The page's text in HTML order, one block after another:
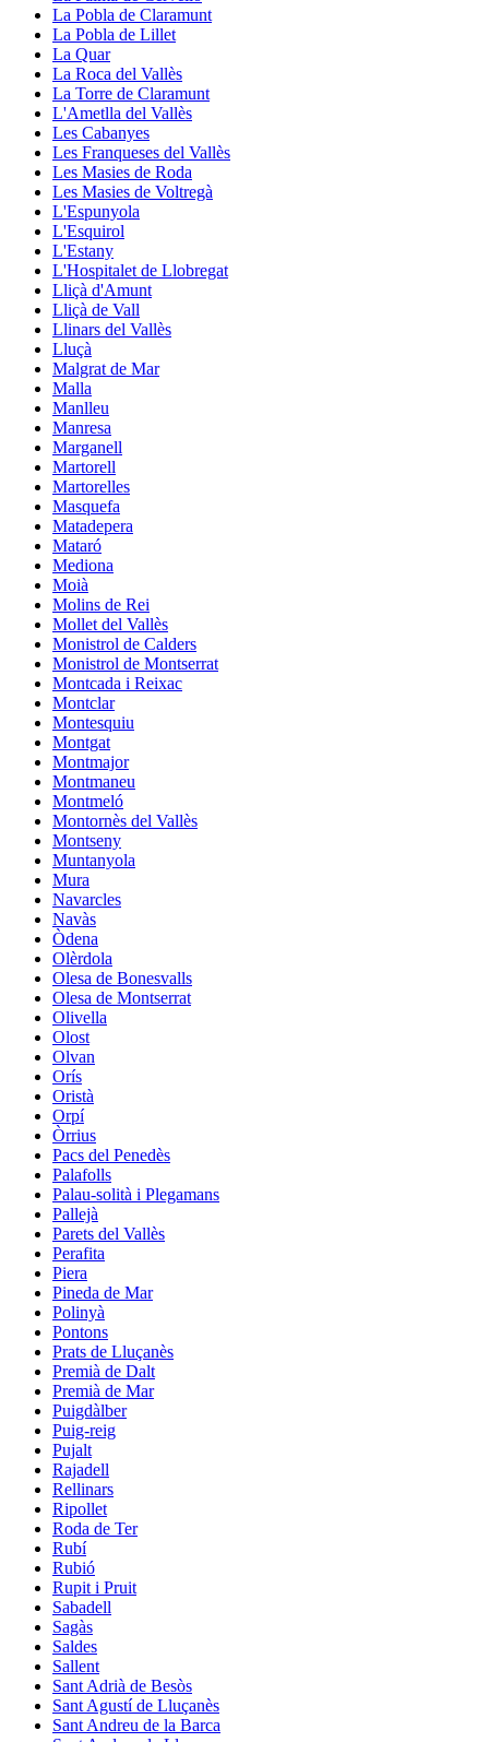
La Pobla de Claramunt
La Pobla de Lillet
La Quar
La Roca del Vallès
La Torre de Claramunt
L'Ametlla del Vallès
Les Cabanyes
Les Franqueses del Vallès
Les Masies de Roda
Les Masies de Voltregà
L'Espunyola
L'Esquirol
L'Estany
L'Hospitalet de Llobregat
Lliçà d'Amunt
Lliçà de Vall
Llinars del Vallès
Lluçà
Malgrat de Mar
Malla
Manlleu
Manresa
Marganell
Martorell
Martorelles
Masquefa
Matadepera
Mataró
Mediona
Moià
Molins de Rei
Mollet del Vallès
Monistrol de Calders
Monistrol de Montserrat
Montcada i Reixac
Montclar
Montesquiu
Montgat
Montmajor
Montmaneu
Montmeló
Montornès del Vallès
Montseny
Muntanyola
Mura
Navarcles
Navàs
Òdena
Olèrdola
Olesa de Bonesvalls
Olesa de Montserrat
Olivella
Olost
Olvan
Orís
Oristà
Orpí
Òrrius
Pacs del Penedès
Palafolls
Palau-solità i Plegamans
Pallejà
Parets del Vallès
Perafita
Piera
Pineda de Mar
Polinyà
Pontons
Prats de Lluçanès
Premià de Dalt
Premià de Mar
Puigdàlber
Puig-reig
Pujalt
Rajadell
Rellinars
Ripollet
Roda de Ter
Rubí
Rubió
Rupit i Pruit
Sabadell
Sagàs
Saldes
Sallent
Sant Adrià de Besòs
Sant Agustí de Lluçanès
Sant Andreu de la Barca